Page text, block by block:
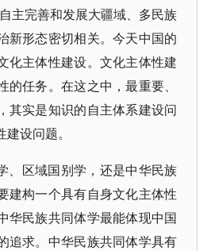
主完善和发展大疆域、多民族
新形态密切相关。今天中国的
化主体性建设。文化主体性建
任务。在这之中，最重要、
其实是知识的自主体系建设问
设问题。
、区域国别学，还是中华民族
建构一个具有自身文化主体性
华民族共同体学最能体现中国
追求。中华民族共同体学具有